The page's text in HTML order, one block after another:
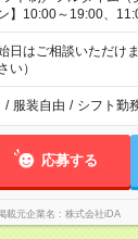
】10:00～19:00、
日はご相談いただけ
い）
/ 服装自由 / シフト勤
応募する
載元企業名 株式会社iDA